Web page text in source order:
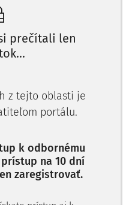
práva a iných práv súvis
prečítali len
z tejto oblasti je
portálu.
k odbornému
na 10 dní
zaregistrovať.